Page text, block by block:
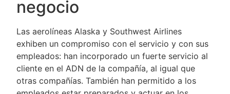
negocio
Las aerolíneas Alaska y Southwest Airlines
exhiben un compromiso con el servicio y con sus
empleados: han incorporado un fuerte servicio al
cliente en el ADN de la compañía, al igual que
otras compañías. También han permitido a los